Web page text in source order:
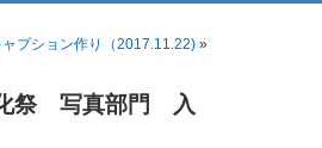
プション作り（2017.11.22) »
祭 写真部門 入